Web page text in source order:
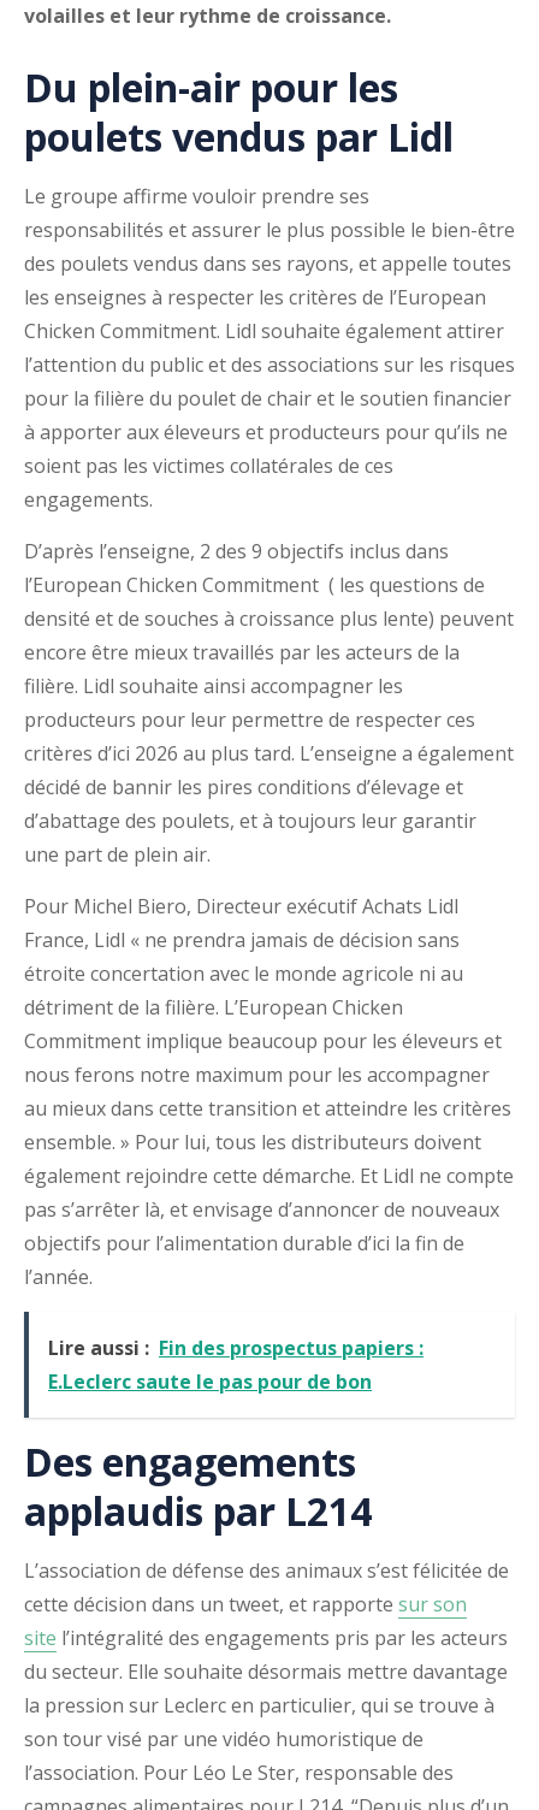
volailles et leur rythme de croissance.
Du plein-air pour les
poulets vendus par Lidl
Le groupe affirme vouloir prendre ses
responsabilités et assurer le plus possible le bien-être
des poulets vendus dans ses rayons, et appelle toutes
les enseignes à respecter les critères de l’European
Chicken Commitment. Lidl souhaite également attirer
l’attention du public et des associations sur les risques
pour la filière du poulet de chair et le soutien financier
à apporter aux éleveurs et producteurs pour qu’ils ne
soient pas les victimes collatérales de ces
engagements.
D’après l’enseigne, 2 des 9 objectifs inclus dans
l’European Chicken Commitment ( les questions de
densité et de souches à croissance plus lente) peuvent
encore être mieux travaillés par les acteurs de la
filière. Lidl souhaite ainsi accompagner les
producteurs pour leur permettre de respecter ces
critères d’ici 2026 au plus tard. L’enseigne a également
décidé de bannir les pires conditions d’élevage et
d’abattage des poulets, et à toujours leur garantir
une part de plein air.
Pour Michel Biero, Directeur exécutif Achats Lidl
France, Lidl « ne prendra jamais de décision sans
étroite concertation avec le monde agricole ni au
détriment de la filière. L’European Chicken
Commitment implique beaucoup pour les éleveurs et
nous ferons notre maximum pour les accompagner
au mieux dans cette transition et atteindre les critères
ensemble. » Pour lui, tous les distributeurs doivent
également rejoindre cette démarche. Et Lidl ne compte
pas s’arrêter là, et envisage d’annoncer de nouveaux
objectifs pour l’alimentation durable d’ici la fin de
l’année.
Lire aussi : Fin des prospectus papiers :
E.Leclerc saute le pas pour de bon
Des engagements
applaudis par L214
L’association de défense des animaux s’est félicitée de
cette décision dans un tweet, et rapporte sur son
site l’intégralité des engagements pris par les acteurs
du secteur. Elle souhaite désormais mettre davantage
la pression sur Leclerc en particulier, qui se trouve à
son tour visé par une vidéo humoristique de
l’association. Pour Léo Le Ster, responsable des